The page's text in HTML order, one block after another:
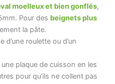
moelleux et bien gonflés,
Pour des beignets plus
la pâte.
d’une roulette ou d’un
plaque de cuisson en les
pour qu’ils ne collent pas